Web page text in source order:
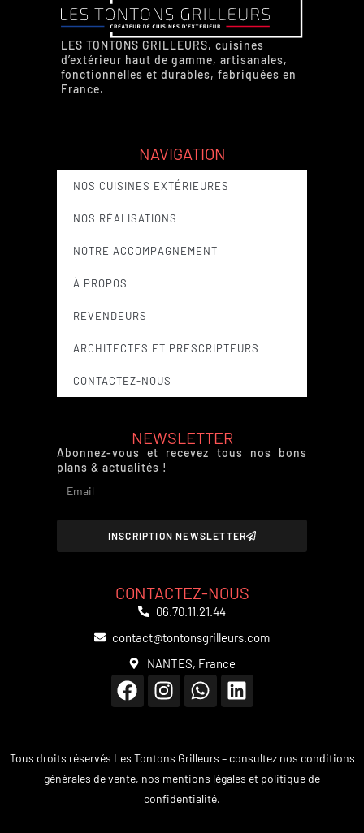
LES TONTONS GRILLEURS, cuisines
d’extérieur haut de gamme, artisanales,
fonctionnelles et durables, fabriquées en
France.
NAVIGATION
NOS CUISINES EXTÉRIEURES
NOS RÉALISATIONS
NOTRE ACCOMPAGNEMENT
À PROPOS
REVENDEURS
ARCHITECTES ET PRESCRIPTEURS
CONTACTEZ-NOUS
NEWSLETTER
Abonnez-vous et recevez tous nos bons
plans & actualités !
INSCRIPTION NEWSLETTER
CONTACTEZ-NOUS
06.70.11.21.44
contact@tontonsgrilleurs.com
NANTES, France
Tous droits réservés Les Tontons Grilleurs – consultez nos conditions
générales de vente, nos mentions légales et politique de
confidentialité.